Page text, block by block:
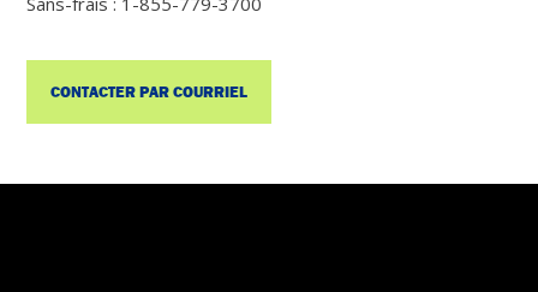
CONTACTER PAR COURRIEL